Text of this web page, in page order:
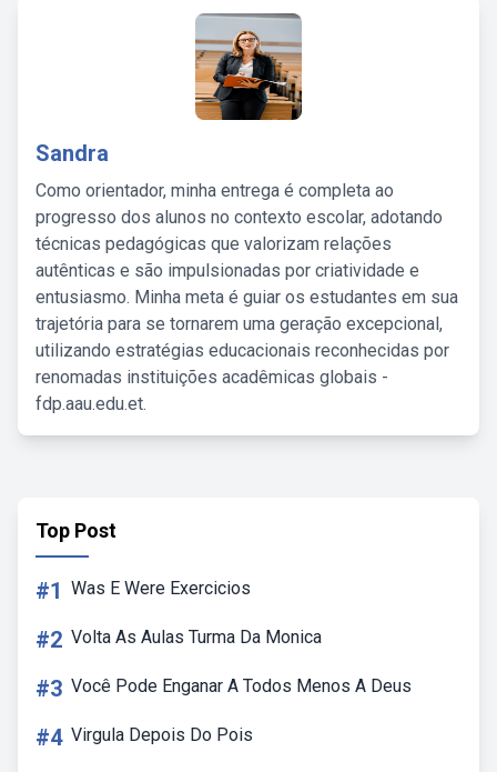
Sandra
Como orientador, minha entrega é completa ao
progresso dos alunos no contexto escolar, adotando
técnicas pedagógicas que valorizam relações
autênticas e são impulsionadas por criatividade e
entusiasmo. Minha meta é guiar os estudantes em sua
trajetória para se tornarem uma geração excepcional,
utilizando estratégias educacionais reconhecidas por
renomadas instituições acadêmicas globais -
fdp.aau.edu.et.
Top Post
#1 Was E Were Exercicios
#2 Volta As Aulas Turma Da Monica
#3 Você Pode Enganar A Todos Menos A Deus
#4 Virgula Depois Do Pois